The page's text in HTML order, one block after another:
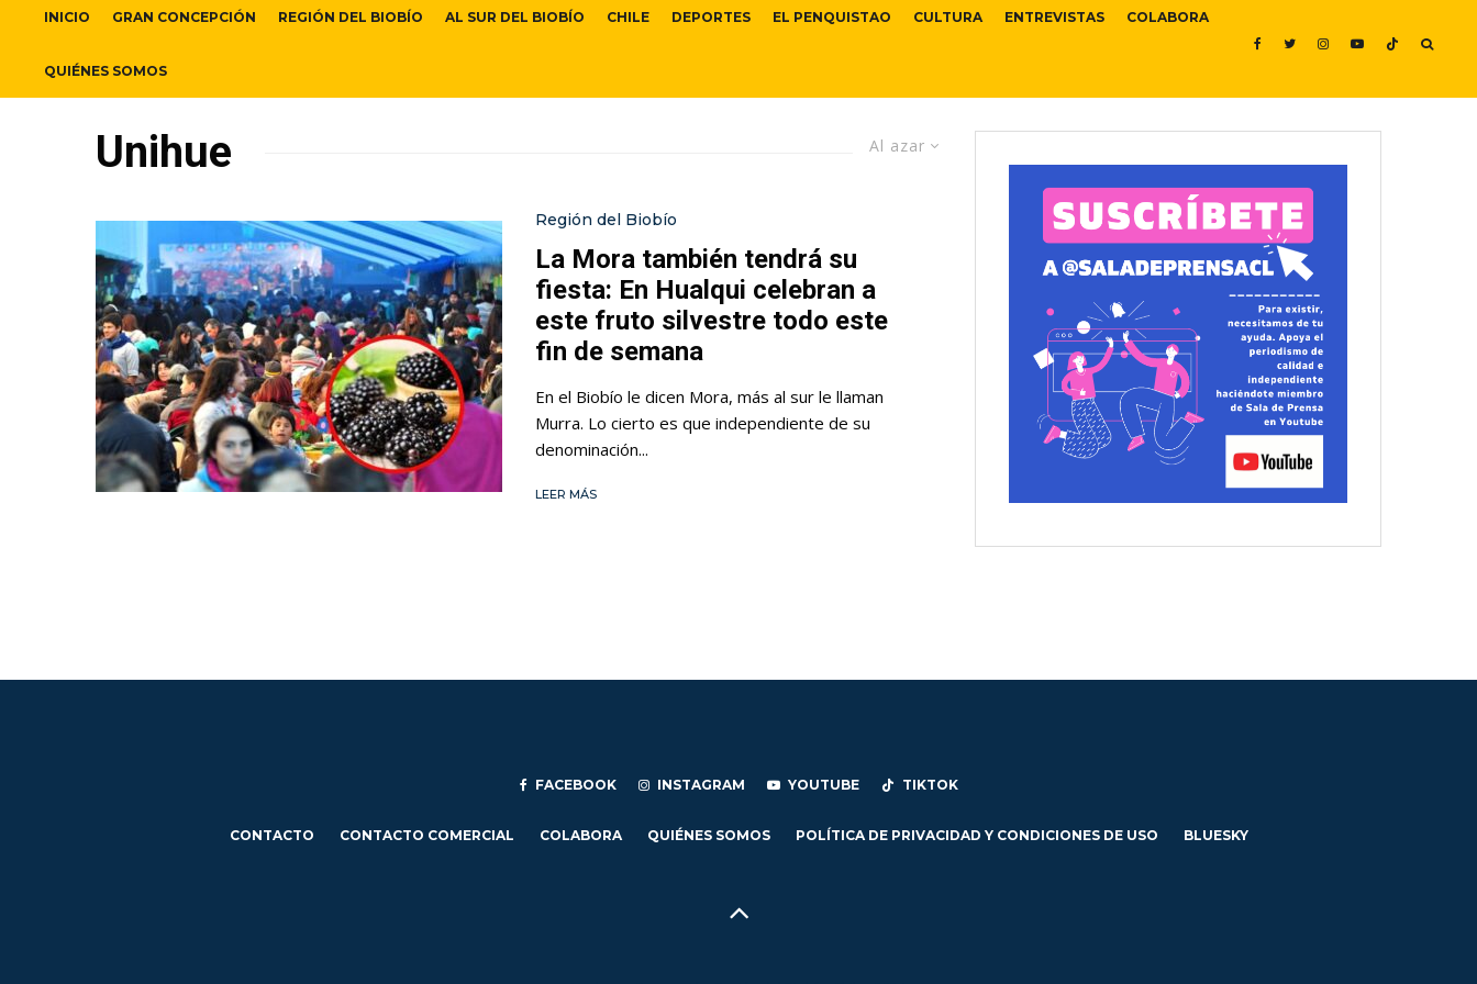
INICIO GRAN CONCEPCIÓN REGIÓN DEL BIOBÍO AL SUR DEL BIOBÍO CHILE DEPORTES EL PENQUISTAO CULTURA ENTREVISTAS COLABORA
QUIÉNES SOMOS
Al azar
Unihue
Región del Biobío
La Mora también tendrá su
fiesta: En Hualqui celebran a
este fruto silvestre todo este
fin de semana
En el Biobío le dicen Mora, más al sur le llaman
Murra. Lo cierto es que independiente de su
denominación...
LEER MÁS
FACEBOOK INSTAGRAM YOUTUBE TIKTOK
CONTACTO CONTACTO COMERCIAL COLABORA QUIÉNES SOMOS POLÍTICA DE PRIVACIDAD Y CONDICIONES DE USO BLUESKY